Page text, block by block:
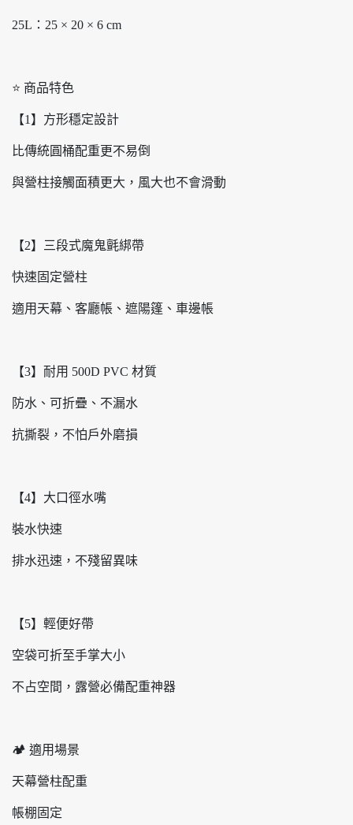
25L：25 × 20 × 6 cm
⭐ 商品特色
【1】方形穩定設計
比傳統圓桶配重更不易倒
與營柱接觸面積更大，風大也不會滑動
【2】三段式魔鬼氈綁帶
快速固定營柱
適用天幕、客廳帳、遮陽篷、車邊帳
【3】耐用 500D PVC 材質
防水、可折疊、不漏水
抗撕裂，不怕戶外磨損
【4】大口徑水嘴
裝水快速
排水迅速，不殘留異味
【5】輕便好帶
空袋可折至手掌大小
不占空間，露營必備配重神器
🏕️ 適用場景
天幕營柱配重
帳棚固定